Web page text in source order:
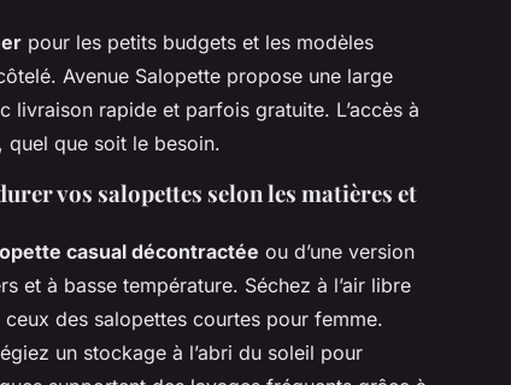
pour les petits budgets et les modèles
Avenue Salopette propose une large
livraison rapide et parfois gratuite. L’accès à
quel que soit le besoin.
vos salopettes selon les matières et
casual décontractée ou d’une version
et à basse température. Séchez à l’air libre
des salopettes courtes pour femme.
un stockage à l’abri du soleil pour